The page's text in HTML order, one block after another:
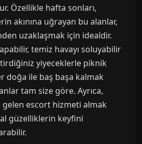
Özellikle hafta sonları,
akınına uğrayan bu alanlar,
uzaklaşmak için idealdir.
temiz havayı soluyabilir
yiyeceklerle piknik
doğa ile baş başa kalmak
tam size göre. Ayrıca,
gelen escort hizmeti almak
güzelliklerin keyfini